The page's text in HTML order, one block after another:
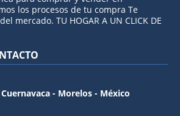
los procesos de tu compra Te
mercado. TU HOGAR A UN CLICK DE
- Morelos - México